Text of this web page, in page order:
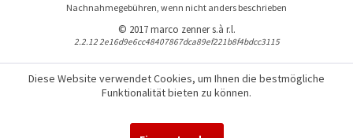
Nachnahmegebühren, wenn nicht anders beschrieben
© 2017 marco zenner s.à r.l.
2.2.12 2e16d9e6cc48407867dca89ef221b8f4bdcc3115
+352 441544-1
Diese Website verwendet Cookies, um Ihnen die bestmögliche
Funktionalität bieten zu können.